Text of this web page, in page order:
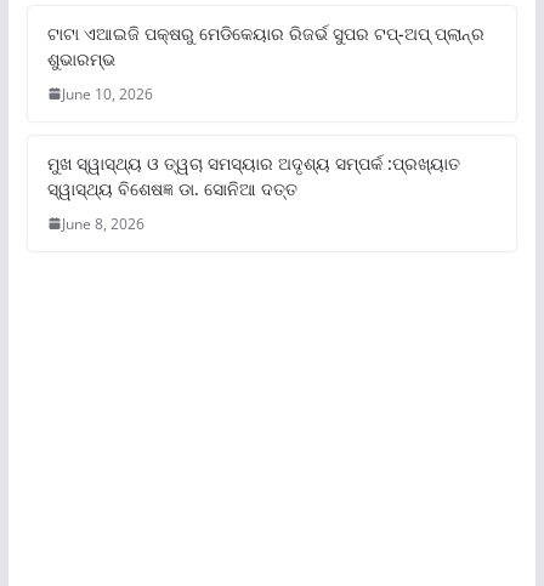
ଟାଟା ଏଆଇଜି ପକ୍ଷରୁ ମେଡିକେୟାର ରିଜର୍ଭ ସୁପର ଟପ୍‌-ଅପ୍ ପ୍ଲାନ୍‌ର
ଶୁଭାରମ୍ଭ
June 10, 2026
ମୁଖ ସ୍ୱାସ୍ଥ୍ୟ ଓ ତ୍ୱଚା ସମସ୍ୟାର ଅଦୃଶ୍ୟ ସମ୍ପର୍କ :ପ୍ରଖ୍ୟାତ
ସ୍ୱାସ୍ଥ୍ୟ ବିଶେଷଜ୍ଞ ଡା. ସୋନିଆ ଦତ୍ତ
June 8, 2026